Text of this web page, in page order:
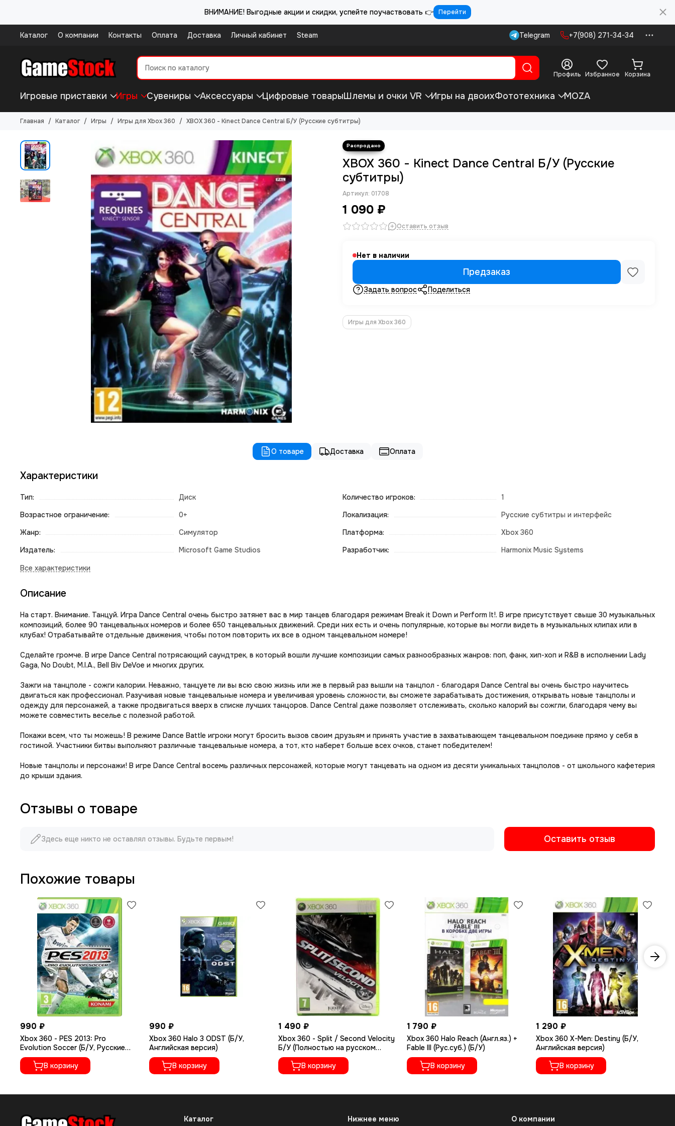
ВНИМАНИЕ! Выгодные акции и скидки, успейте поучаствовать 👉 Перейти
Каталог О компании Контакты Оплата Доставка Личный кабинет Steam Telegram +7(908) 271-34-34
Профиль Избранное Корзина
Игровые приставки Игры Сувениры Аксессуары Цифровые товарыШлемы и очки VR Игры на двоихФототехника MOZA
Главная Каталог Игры Игры для Xbox 360 XBOX 360 - Kinect Dance Central Б/У (Русские субтитры)
XBOX 360 - Kinect Dance Central Б/У (Русские
субтитры)
Артикул: 01708
1 090 ₽
Оставить отзыв
Нет в наличии
Предзаказ
Задать вопрос Поделиться
Игры для Xbox 360
О товаре Доставка Оплата
Характеристики
Тип:
Диск
Возрастное ограничение:
0+
Жанр:
Симулятор
Издатель:
Microsoft Game Studios
Количество игроков:
1
Локализация:
Русские субтитры и интерфейс
Платформа:
Xbox 360
Разработчик:
Harmonix Music Systems
Описание
На старт. Внимание. Танцуй. Игра Dance Central очень быстро затянет вас в мир танцев благодаря режимам Break it Down и Perform It!. В игре присутствует свыше 30 музыкальных
композиций, более 90 танцевальных номеров и более 650 танцевальных движений. Среди них есть и очень популярные, которые вы могли видеть в музыкальных клипах или в
клубах! Отрабатывайте отдельные движения, чтобы потом повторить их все в одном танцевальном номере!
Сделайте громче. В игре Dance Central потрясающий саундтрек, в который вошли лучшие композиции самых разнообразных жанров: поп, фанк, хип-хоп и R&B в исполнении Lady
Gaga, No Doubt, M.I.A., Bell Biv DeVoe и многих других.
Зажги на танцполе - сожги калории. Неважно, танцуете ли вы всю свою жизнь или же в первый раз вышли на танцпол - благодаря Dance Central вы очень быстро научитесь
двигаться как профессионал. Разучивая новые танцевальные номера и увеличивая уровень сложности, вы сможете зарабатывать достижения, открывать новые танцполы и
одежду для персонажей, а также продвигаться вверх в списке лучших танцоров. Dance Central даже позволяет отслеживать, сколько калорий вы сожгли, благодаря чему вы
можете совместить веселье с полезной работой.
Покажи всем, что ты можешь! В режиме Dance Battle игроки могут бросить вызов своим друзьям и принять участие в захватывающем танцевальном поединке прямо у себя в
гостиной. Участники битвы выполняют различные танцевальные номера, а тот, кто наберет больше всех очков, станет победителем!
Новые танцполы и персонажи! В игре Dance Central восемь различных персонажей, которые могут танцевать на одном из десяти уникальных танцполов - от школьного кафетерия
до крыши здания.
Отзывы о товаре
Здесь еще никто не оставлял отзывы. Будьте первым! Оставить отзыв
Похожие товары
990 ₽
Xbox 360 - PES 2013: Pro
Evolution Soccer (Б/У, Русские
субтитры)
В корзину
990 ₽
Xbox 360 Halo 3 ODST (Б/У,
Английская версия)
В корзину
1 490 ₽
Xbox 360 - Split / Second Velocity
Б/У (Полностью на русском
языке)
В корзину
1 790 ₽
Xbox 360 Halo Reach (Англ.яз.) +
Fable III (Рус.суб.) (Б/У)
В корзину
1 290 ₽
Xbox 360 X-Men: Destiny (Б/У,
Английская версия)
В корзину
Каталог Нижнее меню О компании